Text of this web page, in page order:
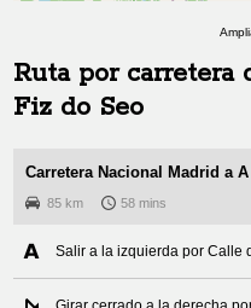
Ruta por carretera
Fiz do Seo
Carretera Nacional Madrid a
85 km 58 mins
Salir a la izquierda por Calle